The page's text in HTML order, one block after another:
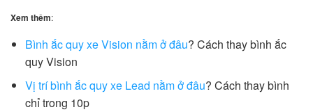
Xem thêm:
Bình ắc quy xe Vision nằm ở đâu? Cách thay bình ắc
quy Vision
Vị trí bình ắc quy xe Lead nằm ở đâu? Cách thay bình
chỉ trong 10p